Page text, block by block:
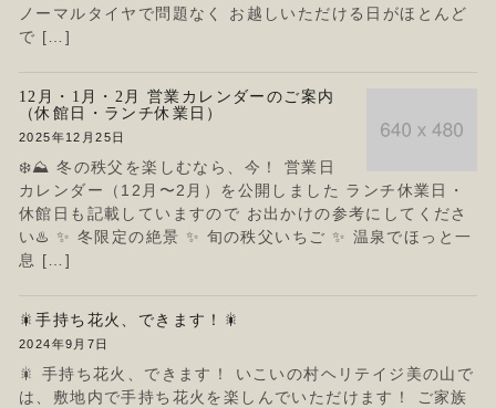
ノーマルタイヤで問題なく お越しいただける日がほとんど
で […]
12月・1月・2月 営業カレンダーのご案内
（休館日・ランチ休業日）
2025年12月25日
❄️⛰ 冬の秩父を楽しむなら、今！ 営業日
カレンダー（12月〜2月）を公開しました ランチ休業日・
休館日も記載していますので お出かけの参考にしてくださ
い♨️ ✨ 冬限定の絶景 ✨ 旬の秩父いちご ✨ 温泉でほっと一
息 […]
🎇手持ち花火、できます！🎇
2024年9月7日
🎇 手持ち花火、できます！ いこいの村ヘリテイジ美の山で
は、敷地内で手持ち花火を楽しんでいただけます！ ご家族